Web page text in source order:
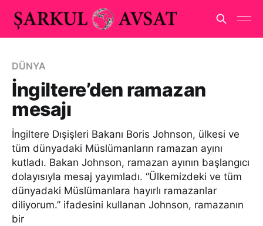
DÜNYA
İngiltere’den ramazan
mesajı
İngiltere Dışişleri Bakanı Boris Johnson, ülkesi ve
tüm dünyadaki Müslümanların ramazan ayını
kutladı. Bakan Johnson, ramazan ayının başlangıcı
dolayısıyla mesaj yayımladı. “Ülkemizdeki ve tüm
dünyadaki Müslümanlara hayırlı ramazanlar
diliyorum.” ifadesini kullanan Johnson, ramazanın
bir